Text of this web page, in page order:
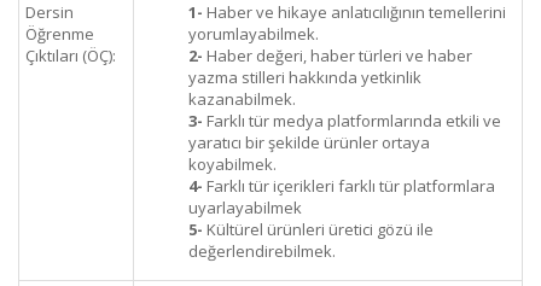
Dersin
Öğrenme
Çıktıları (ÖÇ):
1- Haber ve hikaye anlatıcılığının temellerini
yorumlayabilmek.
2- Haber değeri, haber türleri ve haber
yazma stilleri hakkında yetkinlik
kazanabilmek.
3- Farklı tür medya platformlarında etkili ve
yaratıcı bir şekilde ürünler ortaya
koyabilmek.
4- Farklı tür içerikleri farklı tür platformlara
uyarlayabilmek
5- Kültürel ürünleri üretici gözü ile
değerlendirebilmek.